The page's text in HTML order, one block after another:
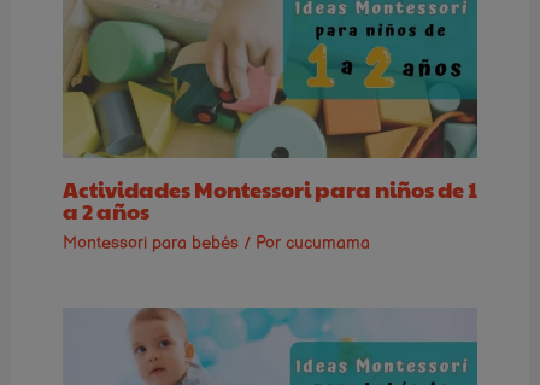
Actividades Montessori para niños de 1
a 2 años
Montessori para bebés/ Por cucumama